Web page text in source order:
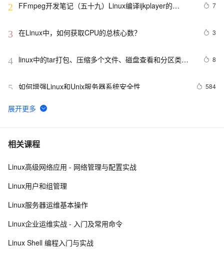
2
FFmpeg开发笔记（五十九）Linux编译ijkplayer的
7
3 在Linux中，如何获取CPU的总核心数？ 3
4 linux中的tar打包、压缩多个文件、磁盘查看和分区类、
找及“|”管道符、gzip/gunzip 压缩、zip/unzip 压缩
8
5 如何增强Linux和Unix服务器系统安全性 584
6 linux多线程示例
7 经常登录Linux，用户密码背后的知识了解一下
8 Linux 下的 sleep
10 linux下SOCKET深入
相关课程
Linux高级网络应用 - 网络管理与配置实战
Linux用户和组管理
Linux服务器运维基本操作
Linux企业运维实战 - 入门及常用命令
Linux Shell 编程入门与实战